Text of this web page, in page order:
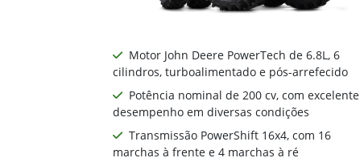
Motor John Deere PowerTech de 6.8L, 6
cilindros, turboalimentado e pós-arrefecido
Potência nominal de 200 cv, com excelente
desempenho em diversas condições
Transmissão PowerShift 16x4, com 16
marchas à frente e 4 marchas à ré